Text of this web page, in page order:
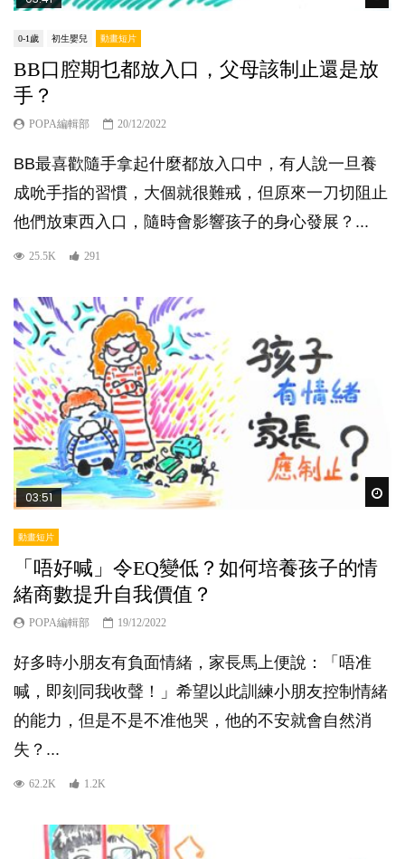
0-1歲 初生嬰兒 動畫短片
BB口腔期乜都放入口，父母該制止還是放
手？
POPA編輯部 20/12/2022
BB最喜歡隨手拿起什麼都放入口中，有人說一旦養
成吮手指的習慣，大個就很難戒，但原來一刀切阻止
他們放東西入口，隨時會影響孩子的身心發展？...
25.5K 291
03:51
動畫短片
「唔好喊」令EQ變低？如何培養孩子的情
緒商數提升自我價值？
POPA編輯部 19/12/2022
好多時小朋友有負面情緒，家長馬上便說：「唔准
喊，即刻同我收聲！」希望以此訓練小朋友控制情緒
的能力，但是不是不准他哭，他的不安就會自然消
失？...
62.2K 1.2K